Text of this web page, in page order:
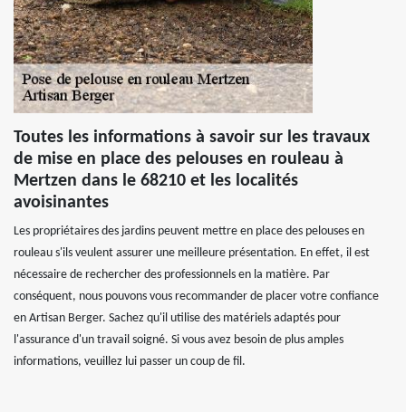
Toutes les informations à savoir sur les travaux
de mise en place des pelouses en rouleau à
Mertzen dans le 68210 et les localités
avoisinantes
Les propriétaires des jardins peuvent mettre en place des pelouses en
rouleau s'ils veulent assurer une meilleure présentation. En effet, il est
nécessaire de rechercher des professionnels en la matière. Par
conséquent, nous pouvons vous recommander de placer votre confiance
en Artisan Berger. Sachez qu'il utilise des matériels adaptés pour
l'assurance d'un travail soigné. Si vous avez besoin de plus amples
informations, veuillez lui passer un coup de fil.